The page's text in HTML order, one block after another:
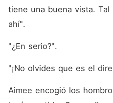
tiene una buena vista. Tal
ahí".
"¿En serio?".
"¡No olvides que es el
Aimee encogió los